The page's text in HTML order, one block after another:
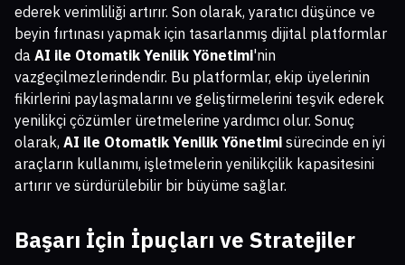
ederek verimliliği artırır. Son olarak, yaratıcı düşünce ve
beyin fırtınası yapmak için tasarlanmış dijital platformlar
da AI ile Otomatik Yenilik Yönetimi'nin
vazgeçilmezlerindendir. Bu platformlar, ekip üyelerinin
fikirlerini paylaşmalarını ve geliştirmelerini teşvik ederek
yenilikçi çözümler üretmelerine yardımcı olur. Sonuç
olarak, AI ile Otomatik Yenilik Yönetimi sürecinde en iyi
araçların kullanımı, işletmelerin yenilikçilik kapasitesini
artırır ve sürdürülebilir bir büyüme sağlar.
Başarı İçin İpuçları ve Stratejiler